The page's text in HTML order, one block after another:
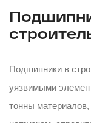
Подшипники в
уязвимыми
тонны